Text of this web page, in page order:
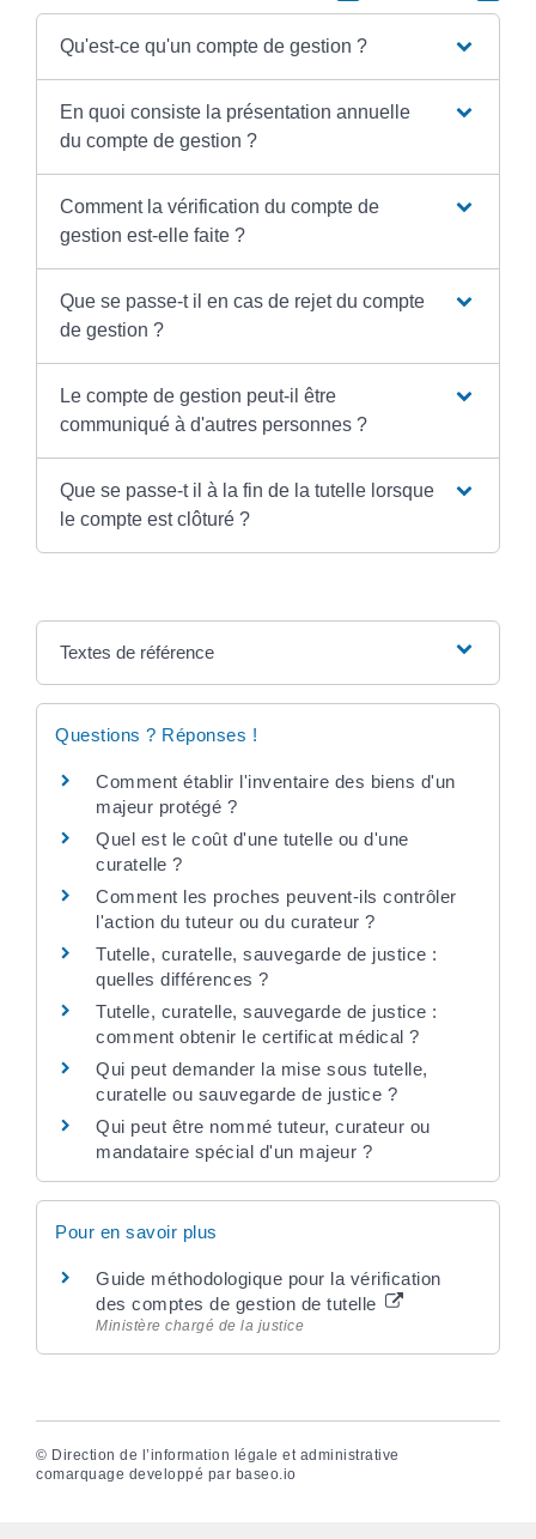
Qu'est-ce qu'un compte de gestion ?
En quoi consiste la présentation annuelle
du compte de gestion ?
Comment la vérification du compte de
gestion est-elle faite ?
Que se passe-t il en cas de rejet du compte
de gestion ?
Le compte de gestion peut-il être
communiqué à d'autres personnes ?
Que se passe-t il à la fin de la tutelle lorsque
le compte est clôturé ?
Textes de référence
Questions ? Réponses !
Comment établir l'inventaire des biens d'un
majeur protégé ?
Quel est le coût d'une tutelle ou d'une
curatelle ?
Comment les proches peuvent-ils contrôler
l'action du tuteur ou du curateur ?
Tutelle, curatelle, sauvegarde de justice :
quelles différences ?
Tutelle, curatelle, sauvegarde de justice :
comment obtenir le certificat médical ?
Qui peut demander la mise sous tutelle,
curatelle ou sauvegarde de justice ?
Qui peut être nommé tuteur, curateur ou
mandataire spécial d'un majeur ?
Pour en savoir plus
Guide méthodologique pour la vérification
des comptes de gestion de tutelle
Ministère chargé de la justice
© Direction de l’information légale et administrative
comarquage developpé par baseo.io